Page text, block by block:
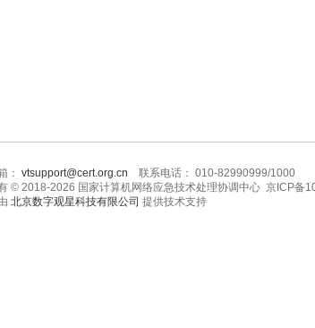
： vtsupport@cert.org.cn 联系电话： 010-82990999/1000
© 2018-2026 国家计算机网络应急技术处理协调中心 京ICP备
北京数字观星科技有限公司 提供技术支持